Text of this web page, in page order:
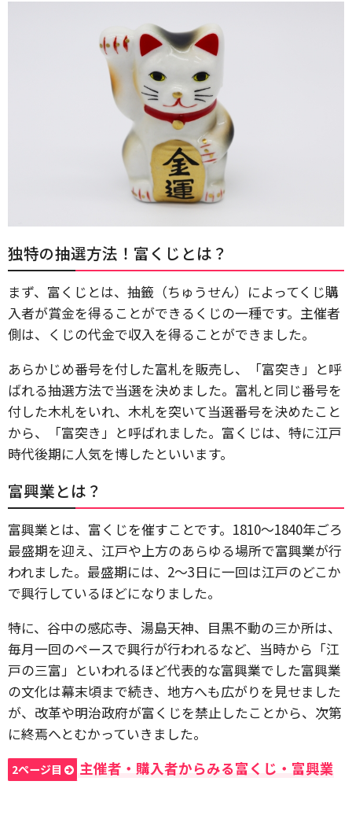
独特の抽選方法！富くじとは？
まず、富くじとは、抽籤（ちゅうせん）によってくじ購
入者が賞金を得ることができるくじの一種です。主催者
側は、くじの代金で収入を得ることができました。
あらかじめ番号を付した富札を販売し、「富突き」と呼
ばれる抽選方法で当選を決めました。富札と同じ番号を
付した木札をいれ、木札を突いて当選番号を決めたこと
から、「富突き」と呼ばれました。富くじは、特に江戸
時代後期に人気を博したといいます。
富興業とは？
富興業とは、富くじを催すことです。1810～1840年ごろ
最盛期を迎え、江戸や上方のあらゆる場所で富興業が行
われました。最盛期には、2～3日に一回は江戸のどこか
で興行しているほどになりました。
特に、谷中の感応寺、湯島天神、目黒不動の三か所は、
毎月一回のペースで興行が行われるなど、当時から「江
戸の三富」といわれるほど代表的な富興業でした富興業
の文化は幕末頃まで続き、地方へも広がりを見せました
が、改革や明治政府が富くじを禁止したことから、次第
に終焉へとむかっていきました。
2ページ目 主催者・購入者からみる富くじ・富興業